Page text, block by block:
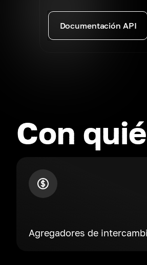
Documentación API
Con
Agregadores de